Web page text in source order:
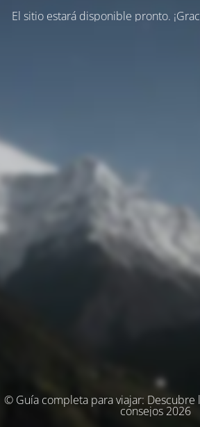
El sitio estará disponible pronto.
© Guía completa para viajar: Descubre
consejos 2026